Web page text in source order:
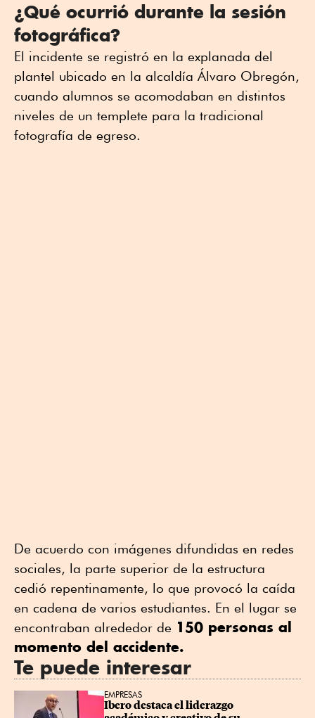
¿Qué ocurrió durante la sesión
fotográfica?
El incidente se registró en la explanada del
plantel ubicado en la alcaldía Álvaro Obregón,
cuando alumnos se acomodaban en distintos
niveles de un templete para la tradicional
fotografía de egreso.
De acuerdo con imágenes difundidas en redes
sociales, la parte superior de la estructura
cedió repentinamente, lo que provocó la caída
en cadena de varios estudiantes. En el lugar se
encontraban alrededor de 150 personas al
momento del accidente.
Te puede interesar
EMPRESAS
Ibero destaca el liderazgo